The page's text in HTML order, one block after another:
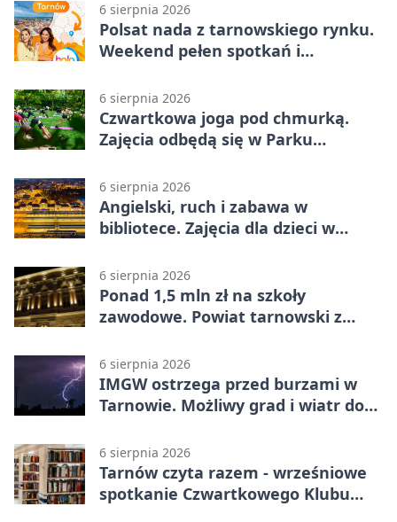
6 sierpnia 2026
Polsat nada z tarnowskiego rynku.
Weekend pełen spotkań i
6 sierpnia 2026
Czwartkowa joga pod chmurką.
Zajęcia odbędą się w Parku
6 sierpnia 2026
Angielski, ruch i zabawa w
bibliotece. Zajęcia dla dzieci w
6 sierpnia 2026
Ponad 1,5 mln zł na szkoły
zawodowe. Powiat tarnowski z
6 sierpnia 2026
IMGW ostrzega przed burzami w
Tarnowie. Możliwy grad i wiatr do
6 sierpnia 2026
Tarnów czyta razem - wrześniowe
spotkanie Czwartkowego Klubu